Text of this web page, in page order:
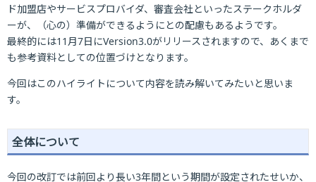
ド加盟店やサービスプロバイダ、審査会社といったステークホルダ
ーが、（心の）準備ができるようにとの配慮もあるようです。
最終的には11月7日にVersion3.0がリリースされますので、あくまで
も参考資料としての位置づけとなります。
今回はこのハイライトについて内容を読み解いてみたいと思いま
す。
全体について
今回の改訂では前回より長い3年間という期間が設定されたせいか、